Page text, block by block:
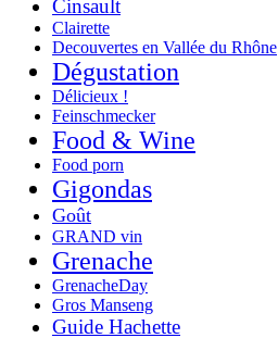
Cinsault
Clairette
Decouvertes en Vallée du Rhône
Dégustation
Délicieux !
Feinschmecker
Food & Wine
Food porn
Gigondas
Goût
GRAND vin
Grenache
GrenacheDay
Gros Manseng
Guide Hachette